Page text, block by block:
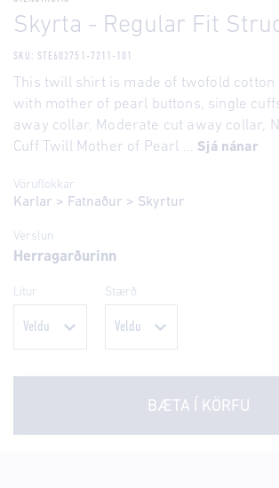
Skyrta - Regular Fit
SKU: STE602751-7211-101
This twill shirt is made of twofold cotton
with mother of pearl buttons, single
away collar. Moderate cut away collar,
Cuff Twill Mother of Pearl ... Sjá nánar
Vöruflokkar
Karlar > Fatnaður > Skyrtur
Verslun
Herragarðurinn
Litur Stærð
BÆTA Í KÖRFU